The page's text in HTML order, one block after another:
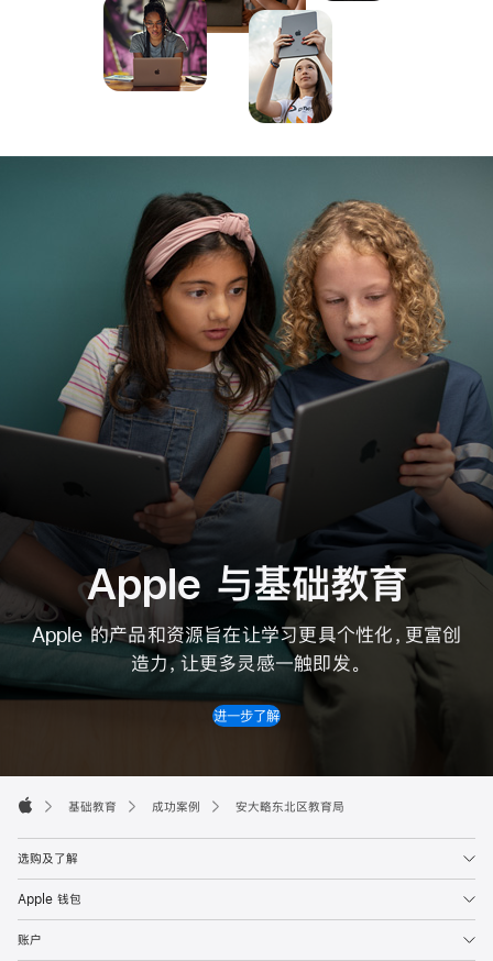
Apple 与基础教育
Apple 的产品和资源旨在让学习更具个性化，更富创
造力，让更多灵感一触即发。
进一步了解
Footer

基础教育 成功案例 安大略东北区教育局
选购及了解
Apple 钱包
账户